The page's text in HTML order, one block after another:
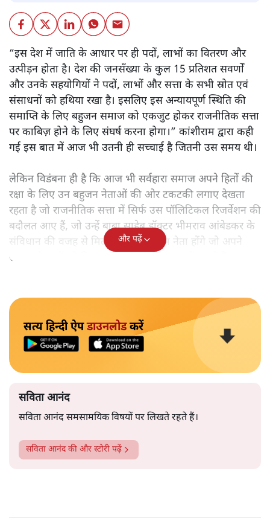
“इस देश में जाति के आधार पर ही पदों, लाभों का वितरण और
उत्पीड़न होता है। देश की जनसँख्या के कुल 15 प्रतिशत सवर्णों
और उनके सहयोगियों ने पदों, लाभों और सत्ता के सभी स्रोत एवं
संसाधनों को हथिया रखा है। इसलिए इस अन्यायपूर्ण स्थिति की
समाप्ति के लिए बहुजन समाज को एकजुट होकर राजनीतिक सत्ता
पर काबिज़ होने के लिए संघर्ष करना होगा।” कांशीराम द्वारा कही
गई इस बात में आज भी उतनी ही सच्चाई है जितनी उस समय थी।
लेकिन विडंबना ही है कि आज भी सर्वहारा समाज अपने हितों की
रक्षा के लिए उन बहुजन नेताओं की ओर टकटकी लगाए देखता
रहता है जो राजनीतिक सत्ता में सिर्फ उस पॉलिटिकल रिजर्वेशन की
बदौलत आए हैं, जो उन्हें बाबा साहेब डॉक्टर भीमराव आंबेडकर के
संविधान की वजह से मिला। ऐसे बहुत कम नेता होंगे जो अपने
समाज के मुद्दों को विधानसभाओं में और संसद में उठाते हैं।
और पढ़ें
सत्य हिन्दी ऐपडाउनलोडकरें
सविता आनंद
सविता आनंद समसामयिक विषयों पर लिखते रहते हैं।
सविता आनंदकी और स्टोरी पढ़ें